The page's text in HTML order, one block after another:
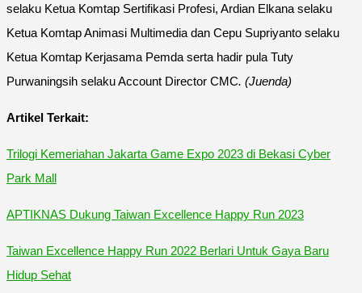
selaku Ketua Komtap Sertifikasi Profesi, Ardian Elkana selaku
Ketua Komtap Animasi Multimedia dan Cepu Supriyanto selaku
Ketua Komtap Kerjasama Pemda serta hadir pula Tuty
Purwaningsih selaku Account Director CMC. (Juenda)
Artikel Terkait:
Trilogi Kemeriahan Jakarta Game Expo 2023 di Bekasi Cyber
Park Mall
APTIKNAS Dukung Taiwan Excellence Happy Run 2023
Taiwan Excellence Happy Run 2022 Berlari Untuk Gaya Baru
Hidup Sehat